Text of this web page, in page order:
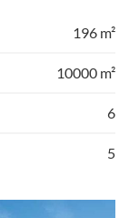
196 m²
10000 m²
6
5